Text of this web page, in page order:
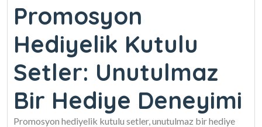
Promosyon
Hediyelik Kutulu
Setler: Unutulmaz
Bir Hediye Deneyimi
Promosyon hediyelik kutulu setler, unutulmaz bir hediye